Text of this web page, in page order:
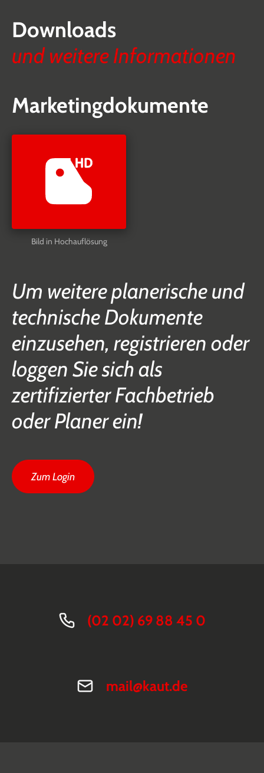
Downloads
und weitere Informationen
Marketingdokumente
Bild in Hochauflösung
Um weitere planerische und
technische Dokumente
einzusehen, registrieren oder
loggen Sie sich als
zertifizierter Fachbetrieb
oder Planer ein!
Zum Login
(02 02) 69 88 45 0
mail@kaut.de